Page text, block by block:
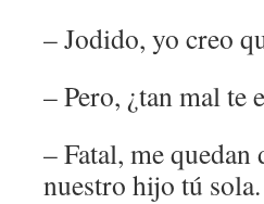
– Jodido, yo creo
– Pero, ¿tan mal te
– Fatal, me
nuestro hijo tú sola.